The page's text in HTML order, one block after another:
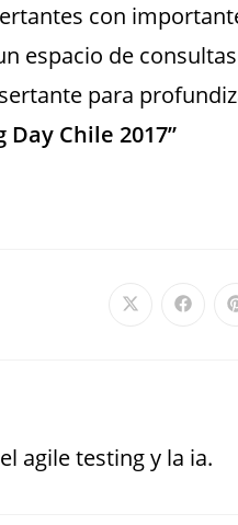
con
espacio de
para
Day Chile 2017”
agile testing y la ia.